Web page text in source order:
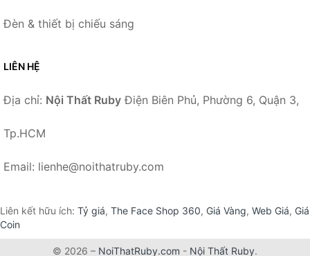
Đèn & thiết bị chiếu sáng
LIÊN HỆ
Địa chỉ: Nội Thất Ruby Điện Biên Phủ, Phường 6, Quận 3,
Tp.HCM
Email: lienhe@noithatruby.com
Liên kết hữu ích: Tỷ giá, The Face Shop 360, Giá Vàng, Web Giá, Giá
Coin
© 2026 – NoiThatRuby.com - Nội Thất Ruby.